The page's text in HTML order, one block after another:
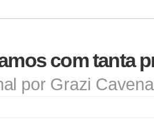
com tanta
por Grazi